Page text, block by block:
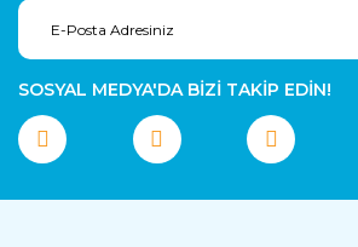
SOSYAL MEDYA'DA BİZİ TAKİP EDİN!